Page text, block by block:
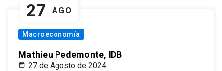
27 AGO
Macroeconomía
Mathieu Pedemonte, IDB
27 de Agosto de 2024